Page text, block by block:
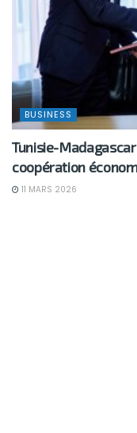
11 MARS 2026